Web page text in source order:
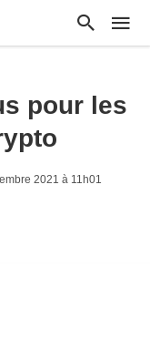
pour les
2021 à 11h01